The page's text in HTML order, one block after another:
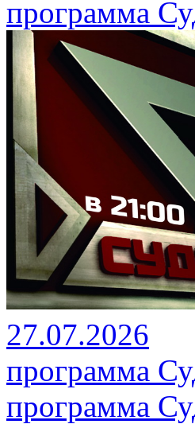
программа
27.07.2026
программа
программа